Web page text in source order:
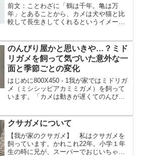
前文：ことわざに「鶴は千年。亀は万
年」とあることから、カメは犬や猫と比
較して長生きしてくれるというイメージ
ば、の話です。昨今のエキゾチックブー
ムから安易にカメの飼育を始め...
のんびり屋かと思いきや…？ミド
リガメを飼って気づいた意外な一
面と季節ごとの変化
はじめに800X450 - 1我が家ではミドリガ
メ（ミシシッピアカミミガメ）を飼って
います。「カメは動きが遅くてのんびり
一緒に暮らしてみると印象が変わりまし
た。この記事...
クサガメについて
【我が家のクサガメ】 私はクサガメを
飼っています。かれこれ22年。小学１年
生の時に兄が、スーパーでおじいちゃん